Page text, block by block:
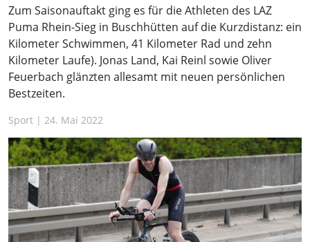
Zum Saisonauftakt ging es für die Athleten des LAZ
Puma Rhein-Sieg in Buschhütten auf die Kurzdistanz: ein
Kilometer Schwimmen, 41 Kilometer Rad und zehn
Kilometer Laufe). Jonas Land, Kai Reinl sowie Oliver
Feuerbach glänzten allesamt mit neuen persönlichen
Bestzeiten.
Sport | 24. Mai 2022